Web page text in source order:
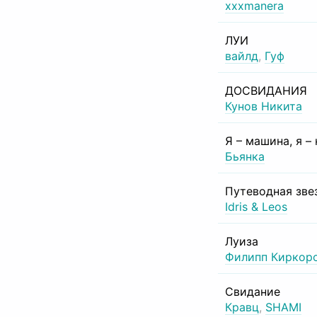
xxxmanera
ЛУИ
вайлд, Гуф
ДОСВИДАНИЯ
Кунов Никита
Я – машина, я –
Бьянка
Путеводная
Idris & Leos
Луиза
Филипп
Свидание
Кравц, SHAMI